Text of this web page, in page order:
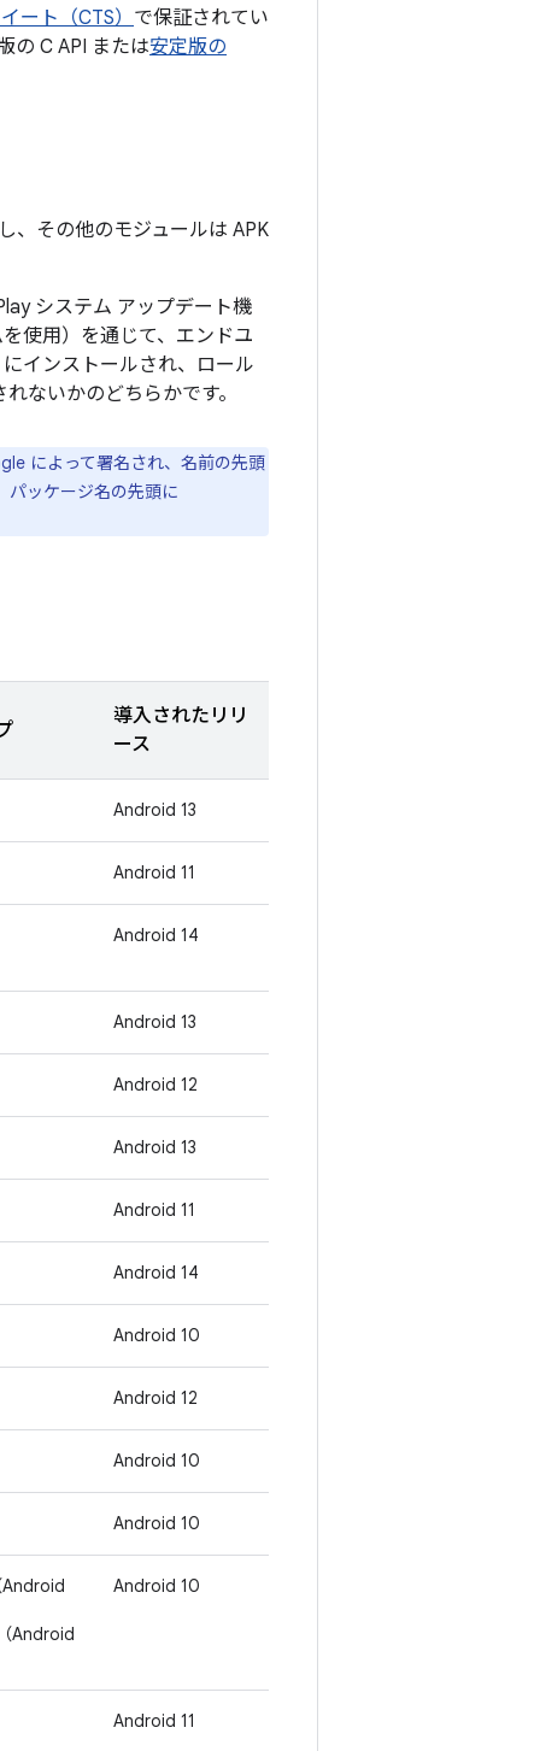
ート（CTS） で保証されてい
の C API または安定版の
、その他のモジュールは APK
システム アップデート機
使用）を通じて、エンドユ
インストールされ、ロール
ないかのどちらかです。
によって署名され、名前の先頭
パッケージ名の先頭に
導入されたリリ
ース
Android 13
Android 11
Android 14
Android 13
Android 12
Android 13
Android 11
Android 14
Android 10
Android 12
Android 10
Android 10
Android
Android
Android 10
Android 11